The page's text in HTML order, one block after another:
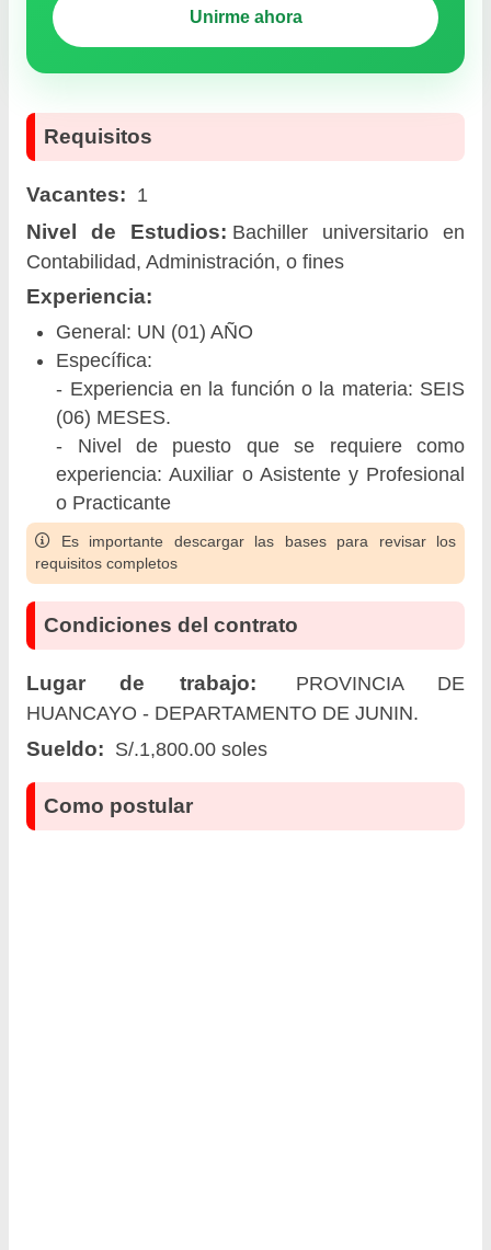
Unirme ahora
Requisitos
Vacantes: 1
Nivel de Estudios: Bachiller universitario en
Contabilidad, Administración, o fines
Experiencia:
General: UN (01) AÑO
Específica:
- Experiencia en la función o la materia: SEIS
(06) MESES.
- Nivel de puesto que se requiere como
experiencia: Auxiliar o Asistente y Profesional
o Practicante
Es importante descargar las bases para revisar los
requisitos completos
Condiciones del contrato
Lugar de trabajo:
PROVINCIA DE
HUANCAYO - DEPARTAMENTO DE JUNIN.
Sueldo: S/.1,800.00 soles
Como postular